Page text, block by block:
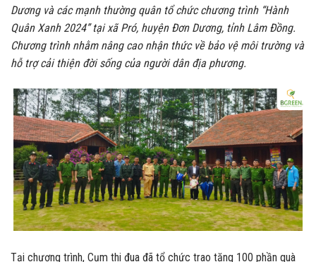
Dương và các mạnh thường quân tổ chức chương trình “Hành
Quân Xanh 2024” tại xã Pró, huyện Đơn Dương, tỉnh Lâm Đồng.
Chương trình nhằm nâng cao nhận thức về bảo vệ môi trường và
hỗ trợ cải thiện đời sống của người dân địa phương.
Tại chương trình, Cụm thi đua đã tổ chức trao tặng 100 phần quà